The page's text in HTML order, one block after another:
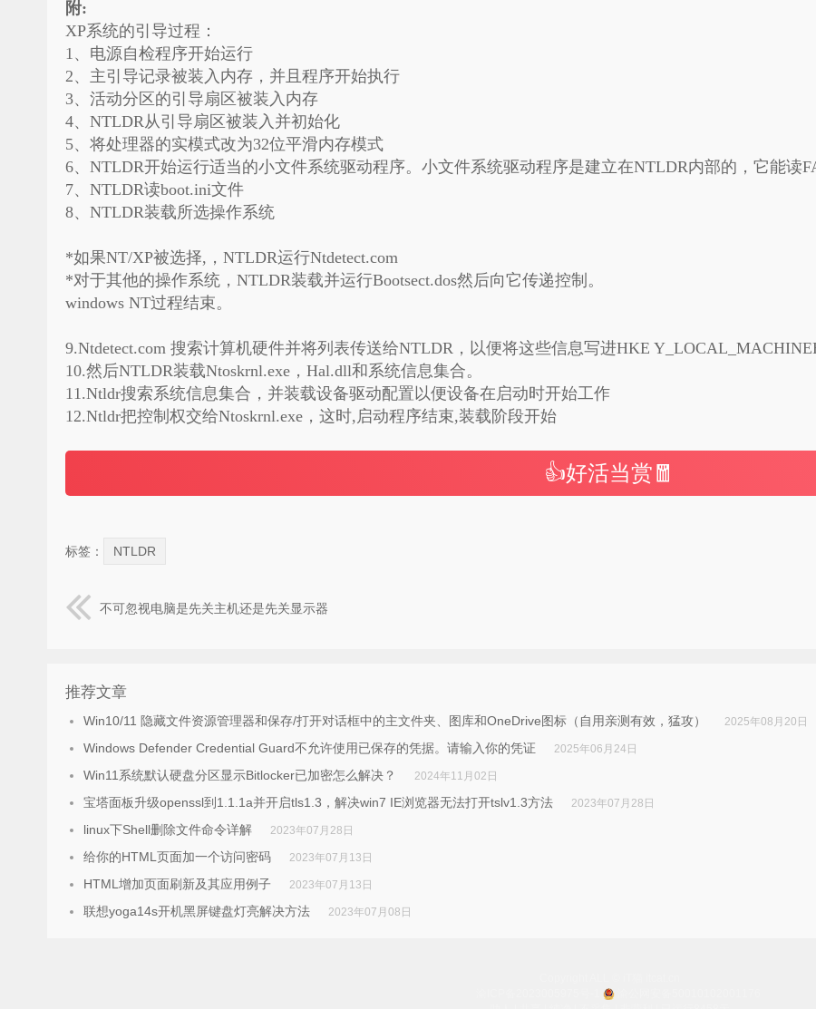
附:
XP系统的引导过程：
1、电源自检程序开始运行
2、主引导记录被装入内存，并且程序开始执行
3、活动分区的引导扇区被装入内存
4、NTLDR从引导扇区被装入并初始化
5、将处理器的实模式改为32位平滑内存模式
6、NTLDR开始运行适当的小文件系统驱动程序。小文件系统驱动程序是建立在NTLDR内部的，它能读
7、NTLDR读boot.ini文件
8、NTLDR装载所选操作系统
*如果NT/XP被选择,，NTLDR运行Ntdetect.com
*对于其他的操作系统，NTLDR装载并运行Bootsect.dos然后向它传递控制。
windows NT过程结束。
9.Ntdetect.com 搜索计算机硬件并将列表传送给NTLDR，以便将这些信息写进HKE
10.然后NTLDR装载Ntoskrnl.exe，Hal.dll和系统信息集合。
11.Ntldr搜索系统信息集合，并装载设备驱动配置以便设备在启动时开始工作
12.Ntldr把控制权交给Ntoskrnl.exe，这时,启动程序结束,装载阶段开始
👍好活当赏🧧
标签： NTLDR
不可忽视电脑是先关主机还是先关显示器
推荐文章
Win10/11 隐藏文件资源管理器和保存/打开对话框中的主文件夹、图库和OneDrive图标（自用亲测有效，猛攻） 2025年08月20日
Windows Defender Credential Guard不允许使用已保存的凭据。请输入你的凭证 2025年06月24日
Win11系统默认硬盘分区显示Bitlocker已加密怎么解决？ 2024年11月02日
宝塔面板升级openssl到1.1.1a并开启tls1.3，解决win7 IE浏览器无法打开tslv1.3方法 2023年07月28日
linux下Shell删除文件命令详解 2023年07月28日
给你的HTML页面加一个访问密码 2023年07月13日
HTML增加页面刷新及其应用例子 2023年07月13日
联想yoga14s开机黑屏键盘灯亮解决方法 2023年07月08日